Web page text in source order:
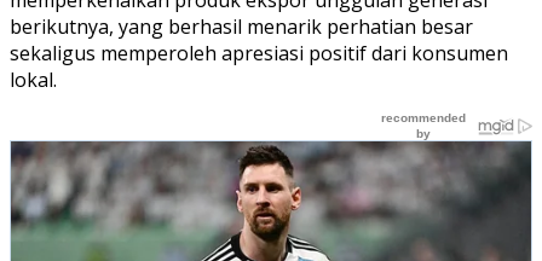
berikutnya, yang berhasil menarik perhatian besar
sekaligus memperoleh apresiasi positif dari konsumen
lokal.